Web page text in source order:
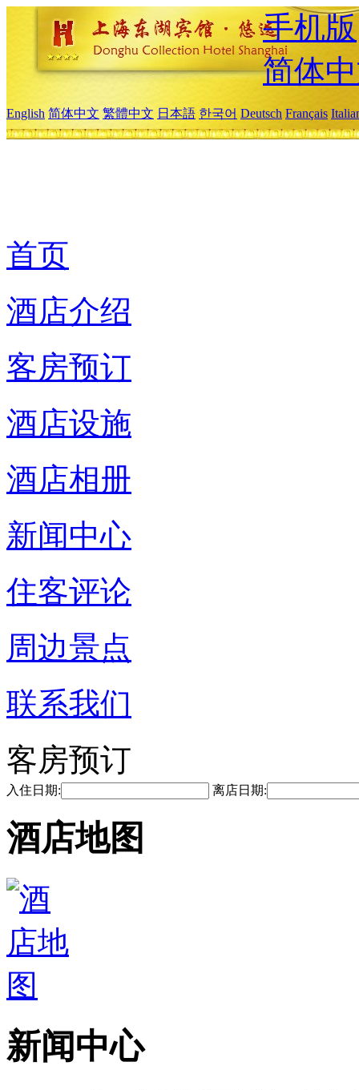
手机版
简体
English 简体中文 繁體中文 日本語 한국어 Deutsch Français
首页
酒店介绍
客房预订
酒店设施
酒店相册
新闻中心
住客评论
周边景点
联系我们
客房预订
入住日期: 离店日期:
酒店地图
新闻中心